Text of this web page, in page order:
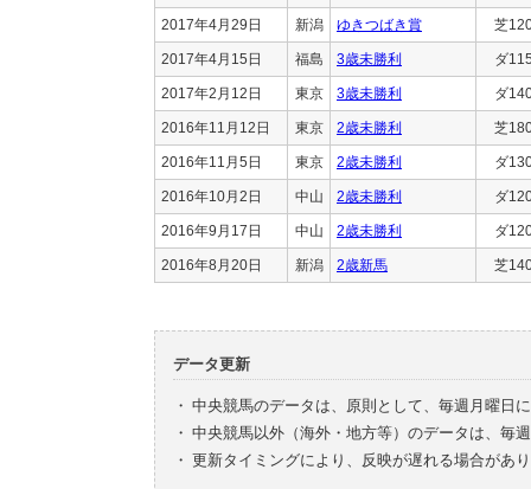
2017年4月29日 新潟 ゆきつばき賞 芝
2017年4月15日 福島 3歳未勝利 ダ
2017年2月12日 東京 3歳未勝利 ダ
2016年11月12日 東京 2歳未勝利 芝
2016年11月5日 東京 2歳未勝利 ダ
2016年10月2日 中山 2歳未勝利 ダ
2016年9月17日 中山 2歳未勝利 ダ
2016年8月20日 新潟 2歳新馬 芝
データ更新
・ 中央競馬のデータは、原則として、毎週月曜日
・ 中央競馬以外（海外・地方等）のデータは、毎
・ 更新タイミングにより、反映が遅れる場合があ